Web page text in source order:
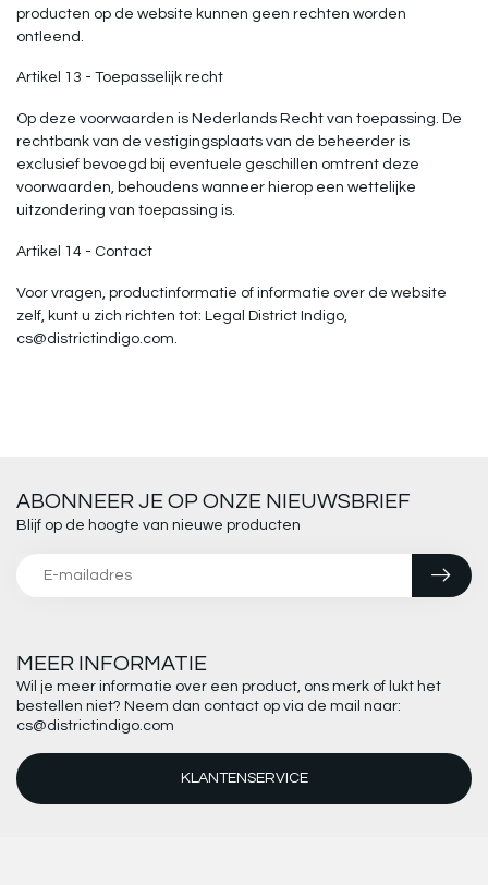
producten op de website kunnen geen rechten worden
ontleend.
Artikel 13 - Toepasselijk recht
Op deze voorwaarden is Nederlands Recht van toepassing. De
rechtbank van de vestigingsplaats van de beheerder is
exclusief bevoegd bij eventuele geschillen omtrent deze
voorwaarden, behoudens wanneer hierop een wettelijke
uitzondering van toepassing is.
Artikel 14 - Contact
Voor vragen, productinformatie of informatie over de website
zelf, kunt u zich richten tot: Legal District Indigo,
cs@districtindigo.com.
MEER INFORMATIE
Wil je meer informatie over een product, ons merk of lukt het
bestellen niet? Neem dan contact op via de mail naar:
cs@districtindigo.com
KLANTENSERVICE
ABONNEER JE OP ONZE NIEUWSBRIEF
Blijf op de hoogte van nieuwe producten